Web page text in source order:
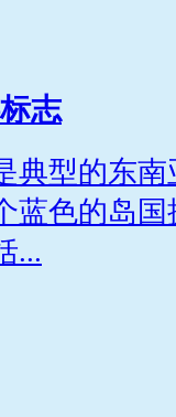
志
典型的东
蓝色的岛
...